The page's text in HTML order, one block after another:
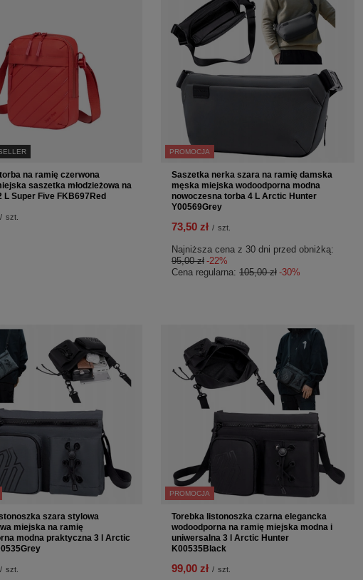
na ramię czerwona
saszetka młodzieżowa na
L Super Five FKB697Red
/ szt.
PROMOCJA
Saszetka nerka szara na ramię damska
męska miejska wodoodporna modna
nowoczesna torba 4 L Arctic Hunter
Y00569Grey
73,50 zł / szt.
Najniższa cena z 30 dni przed obniżką:
95,00 zł -22%
Cena regularna: 105,00 zł -30%
szara stylowa
miejska na ramię
modna praktyczna 3 l Arctic
/ szt.
PROMOCJA
Torebka listonoszka czarna elegancka
wodoodporna na ramię miejska modna i
uniwersalna 3 l Arctic Hunter
K00535Black
99,00 zł / szt.